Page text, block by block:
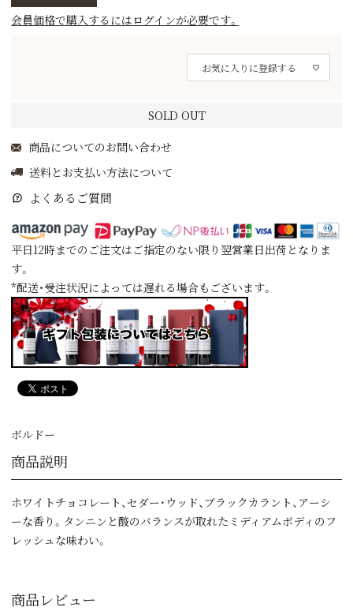
会員価格で購入するにはログインが必要です。
お気に入りに登録する
SOLD OUT
商品についてのお問い合わせ
送料とお支払い方法について
よくあるご質問
平日12時までのご注文はご指定のない限り翌営業日出荷となりま
す。
*配送・受注状況によっては遅れる場合もございます。
ボルドー
商品説明
ホワイトチョコレート、セダー･ウッド、ブラックカラント、アーシ
ーな香り。タンニンと酸のバランスが取れたミディアムボディのフ
レッシュな味わい。
商品レビュー